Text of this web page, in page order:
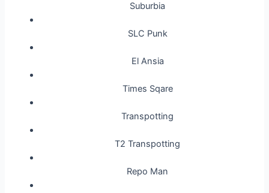
Suburbia
SLC Punk
El Ansia
Times Sqare
Transpotting
T2 Transpotting
Repo Man